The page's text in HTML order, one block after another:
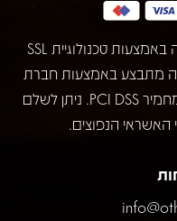
האתר מאובטח ברמת הצפנה גבוהה באמצעות טכנולוגיית SSL
מתבצע באמצעות חברת
COMAX בהתאם לתקן האבטחה המחמיר PCI DSS. ניתן לשלם
האשראי הנפוצים.